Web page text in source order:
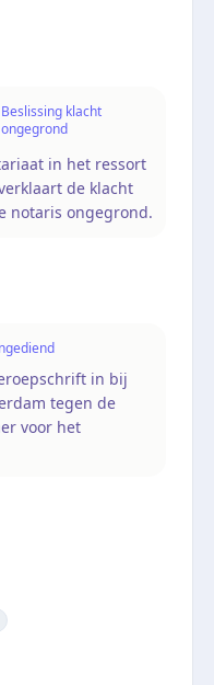
Beslissing klacht
ongegrond
in het ressort
de klacht
notaris ongegrond.
in bij
tegen de
voor het